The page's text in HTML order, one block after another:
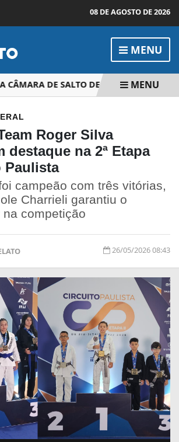
08 DE AGOSTO DE 2026
MENU
DE SALTO DE PIRAPORAMENU
Roger Silva
destaque na 2ª Etapa
Paulista
campeão com três vitórias,
Charrieli garantiu o
competição
26/05/2026 08:43